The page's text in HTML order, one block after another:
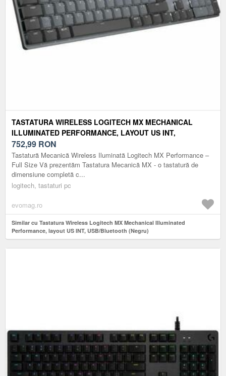
TASTATURA WIRELESS LOGITECH MX MECHANICAL
ILLUMINATED PERFORMANCE, LAYOUT US INT,
USB/BLUETOOTH (NEGRU)
752,99 RON
Tastatură Mecanică Wireless Iluminată Logitech MX Performance –
Full Size Vă prezentăm Tastatura Mecanică MX - o tastatură de
dimensiune completă c...
logitech, tastaturi pc
evomag.ro
Similar cu Tastatura Wireless Logitech MX Mechanical Illuminated
Performance, layout US INT, USB/Bluetooth (Negru)